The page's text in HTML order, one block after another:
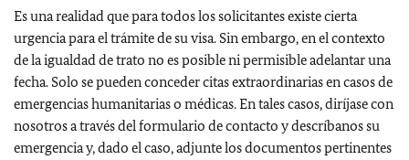
Es una realidad que para todos los solicitantes existe cierta
urgencia para el trámite de su visa. Sin embargo, en el contexto
de la igualdad de trato no es posible ni permisible adelantar una
fecha. Solo se pueden conceder citas extraordinarias en casos de
emergencias humanitarias o médicas. En tales casos, diríjase con
nosotros a través del formulario de contacto y descríbanos su
emergencia y, dado el caso, adjunte los documentos pertinentes